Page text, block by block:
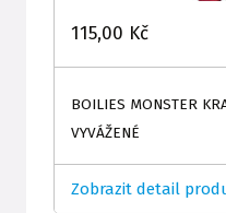
115,00 Kč
BOILIES MONSTER
VYVÁŽENÉ
Zobrazit detail